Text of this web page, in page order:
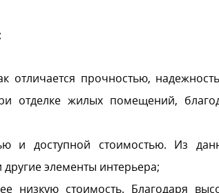
отличается прочностью,
отделке жилых помещений,
и доступной стоимостью. Из
элементы интерьера;
низкую стоимость. Благодаря